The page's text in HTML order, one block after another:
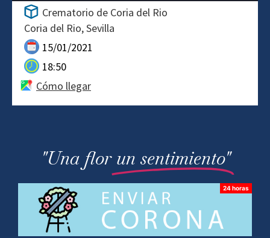
Crematorio de Coria del Rio
Coria del Rio Sevilla
15/01/2021
18:50
Cómo llegar
"Una flor un sentimiento"